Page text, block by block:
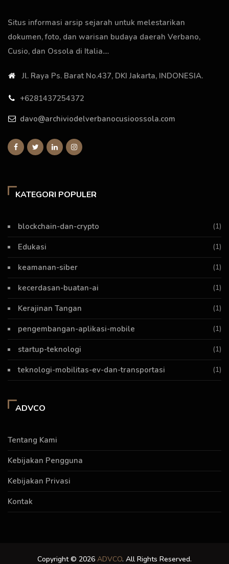
Situs informasi arsip sejarah untuk melestarikan
dokumen, foto, dan warisan budaya daerah Verbano,
Cusio, dan Ossola di Italia....
Jl. Raya Ps. Barat No.437, DKI Jakarta, INDONESIA.
+6281437254372
davo@archiviodelverbanocusioossola.com
KATEGORI POPULER
blockchain-dan-crypto (1)
Edukasi (1)
keamanan-siber (1)
kecerdasan-buatan-ai (1)
Kerajinan Tangan (1)
pengembangan-aplikasi-mobile (1)
startup-teknologi (1)
teknologi-mobilitas-ev-dan-transportasi (1)
ADVCO
Tentang Kami
Kebijakan Pengguna
Kebijakan Privasi
Kontak
Copyright © 2026 ADVCO. All Rights Reserved.